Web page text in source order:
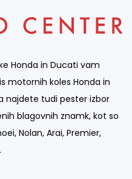
Honda in Ducati vam
motornih koles Honda in
najdete tudi pester izbor
blagovnih znamk, kot so
Nolan, Arai, Premier,